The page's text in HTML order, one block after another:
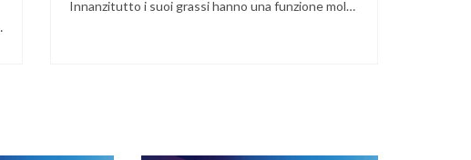
Innanzitutto i suoi grassi hanno una funzione molto